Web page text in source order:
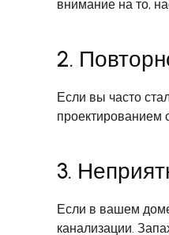
внимание на то,
2.
Если вы часто
проектированием
3.
Если в вашем
канализации.